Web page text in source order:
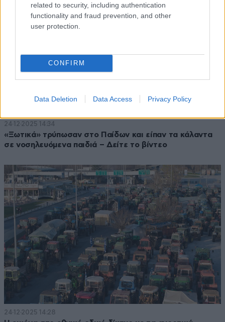
related to security, including authentication
functionality and fraud prevention, and other
user protection.
CONFIRM
Data Deletion Data Access Privacy Policy
24·12·2025 14:34
«Ξωτικά» τρύπωσαν στο Παίδων και είπαν τα κάλαντα
σε νοσηλευόμενα παιδιά – Δείτε το βίντεο
24·12·2025 14:28